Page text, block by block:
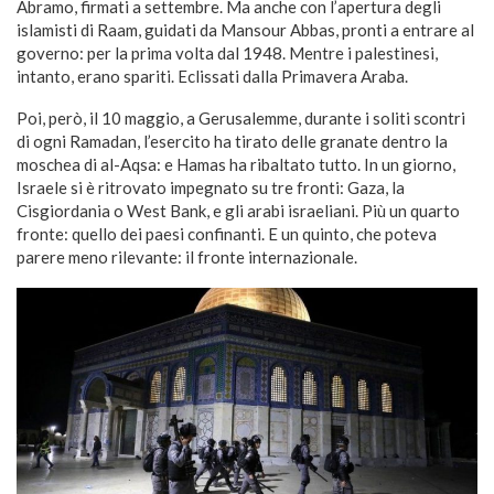
Abramo, firmati a settembre. Ma anche con l’apertura degli
islamisti di Raam, guidati da Mansour Abbas, pronti a entrare al
governo: per la prima volta dal 1948. Mentre i palestinesi,
intanto, erano spariti. Eclissati dalla Primavera Araba.
Poi, però, il 10 maggio, a Gerusalemme, durante i soliti scontri
di ogni Ramadan, l’esercito ha tirato delle granate dentro la
moschea di al-Aqsa: e Hamas ha ribaltato tutto. In un giorno,
Israele si è ritrovato impegnato su tre fronti: Gaza, la
Cisgiordania o West Bank, e gli arabi israeliani. Più un quarto
fronte: quello dei paesi confinanti. E un quinto, che poteva
parere meno rilevante: il fronte internazionale.